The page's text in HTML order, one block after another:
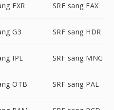
EXR SRF sang FAX
G3 SRF sang HDR
IPL SRF sang MNG
OTB SRF sang PAL